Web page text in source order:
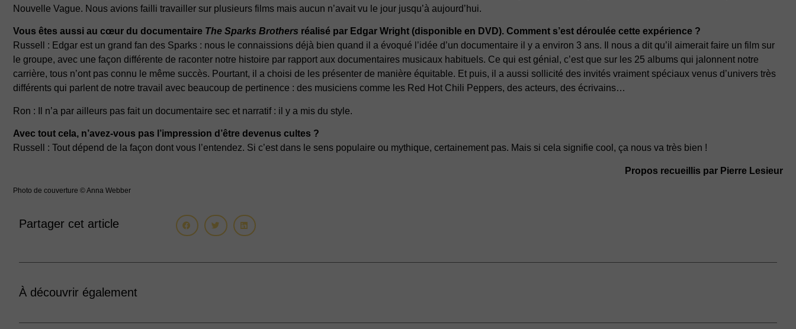
Nouvelle Vague. Nous avions failli travailler sur plusieurs films mais aucun n’avait vu le jour jusqu’à aujourd’hui.
Vous êtes aussi au cœur du documentaire The Sparks Brothers réalisé par Edgar Wright (disponible en DVD). Comment s’est déroulée cette expérience ?
Russell : Edgar est un grand fan des Sparks : nous le connaissions déjà bien quand il a évoqué l’idée d’un documentaire il y a environ 3 ans. Il nous a dit qu’il aimerait faire un film sur
le groupe, avec une façon différente de raconter notre histoire par rapport aux documentaires musicaux habituels. Ce qui est génial, c’est que sur les 25 albums qui jalonnent notre
carrière, tous n’ont pas connu le même succès. Pourtant, il a choisi de les présenter de manière équitable. Et puis, il a aussi sollicité des invités vraiment spéciaux venus d’univers très
différents qui parlent de notre travail avec beaucoup de pertinence : des musiciens comme les Red Hot Chili Peppers, des acteurs, des écrivains…
Ron : Il n’a par ailleurs pas fait un documentaire sec et narratif : il y a mis du style.
Avec tout cela, n’avez-vous pas l’impression d’être devenus cultes ?
Russell : Tout dépend de la façon dont vous l’entendez. Si c’est dans le sens populaire ou mythique, certainement pas. Mais si cela signifie cool, ça nous va très bien !
Propos recueillis par Pierre Lesieur
Photo de couverture © Anna Webber
Partager cet article
À découvrir également